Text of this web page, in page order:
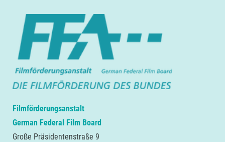
Filmförderungsanstalt
German Federal Film Board
Große Präsidentenstraße 9